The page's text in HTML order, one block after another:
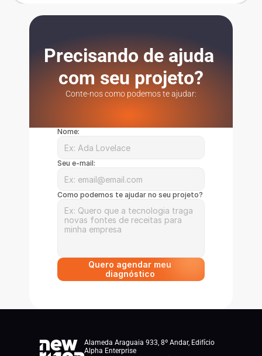
Precisando de ajuda
com seu projeto?
Conte-nos como podemos te ajudar:
Nome:
Seu e-mail:
Como podemos te ajudar no seu projeto?
Quero agendar meu
Alameda Araguaia 933, 8º Andar, Edifício
Alpha Enterprise